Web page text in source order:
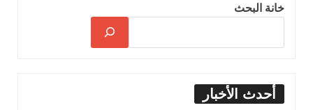
خانة البحث
أحدث الأخبار